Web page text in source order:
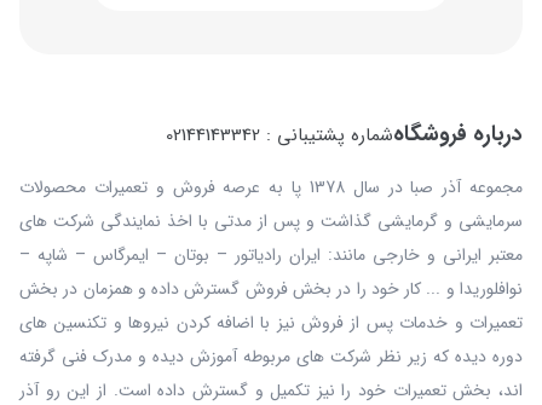
درباره فروشگاهشماره پشتیبانی : 02144143342
مجموعه آذر صبا در سال 1378 پا به عرصه فروش و تعمیرات محصولات
سرمایشی و گرمایشی گذاشت و پس از مدتی با اخذ نمایندگی شرکت های
معتبر ایرانی و خارجی مانند: ایران رادیاتور – بوتان – ایمرگاس – شاپه –
نوافلوریدا و ... کار خود را در بخش فروش گسترش داده و همزمان در بخش
تعمیرات و خدمات پس از فروش نیز با اضافه کردن نیروها و تکنسین های
دوره دیده که زیر نظر شرکت های مربوطه آموزش دیده و مدرک فنی گرفته
اند، بخش تعمیرات خود را نیز تکمیل و گسترش داده است. از این رو آذر